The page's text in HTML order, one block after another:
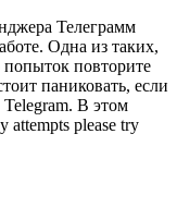
Телеграмм
Одна из таких,
повторите
паниковать, если
Telegram. В этом
attempts please try